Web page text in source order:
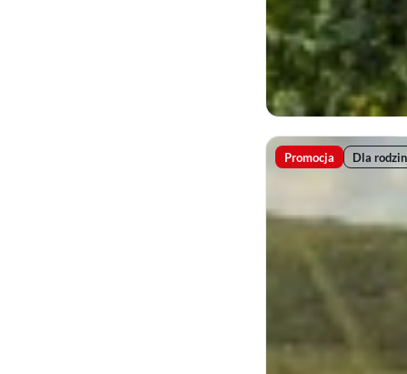
Promocja Dla rodzin